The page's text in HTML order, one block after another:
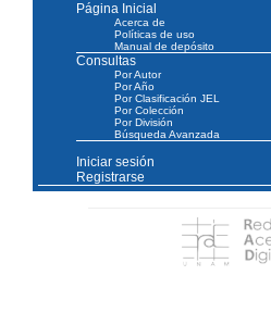
Página Inicial
Acerca de
Políticas de uso
Manual de depósito
Consultas
Por Autor
Por Año
Por Clasificación JEL
Por Colección
Por División
Búsqueda Avanzada
Iniciar sesión
Registrarse